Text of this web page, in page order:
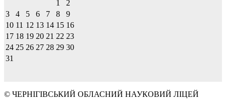
1
2
3
4 5 6 7 8
9
10 11 12 13 14 15 16
17 18 19 20 21 22 23
24 25 26 27 28 29 30
31
© ЧЕРНІГІВСЬКИЙ ОБЛАСНИЙ НАУКОВИЙ ЛІЦЕЙ